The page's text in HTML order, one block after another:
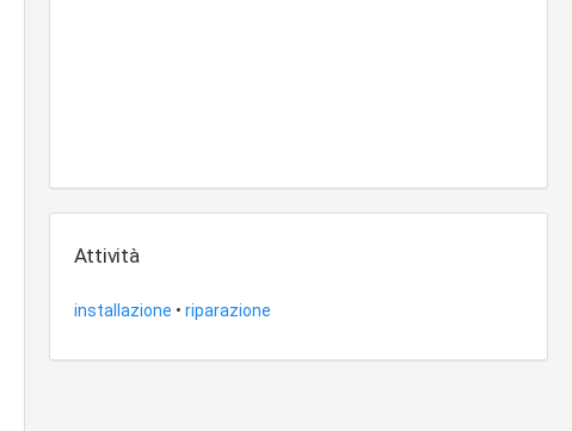
Attività
installazione • riparazione